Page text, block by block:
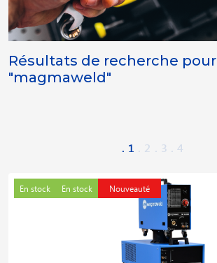
Résultats de recherche pour
"magmaweld"
1 2 3 4
En stock En stock Nouveauté